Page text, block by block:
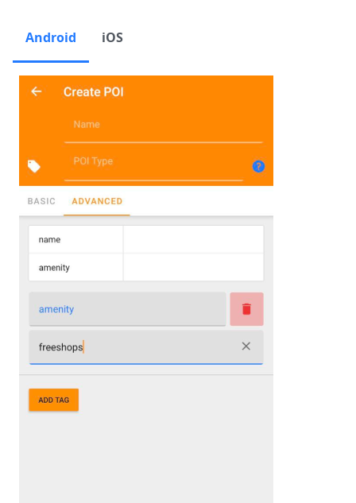
Android iOS